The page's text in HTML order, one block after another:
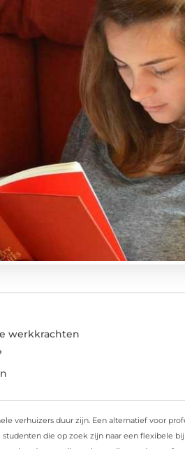
werkkrachten
verhuizers duur zijn. Een alternatief voor
die op zoek zijn naar een flexibele